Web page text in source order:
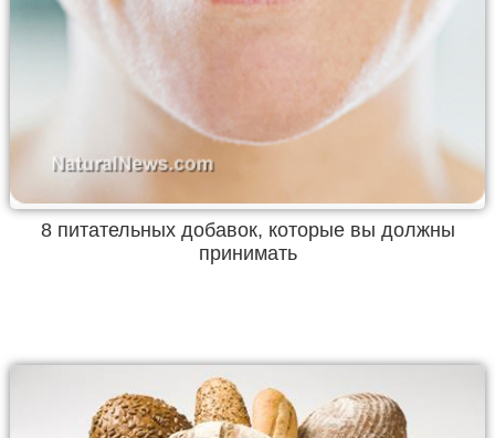
8 питательных добавок, которые вы должны
принимать